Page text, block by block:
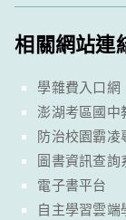
相關網站連
學雜費入口網
澎湖考區國中
防治校園霸凌
圖書資訊查詢
電子書平台
自主學習雲端